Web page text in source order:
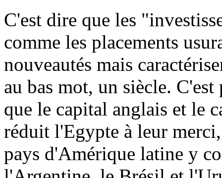
C'est dire que les
comme les placements
nouveautés mais
au bas mot, un siècle.
que le capital anglais et le
réduit l'Egypte à leur
pays d'Amérique latine y